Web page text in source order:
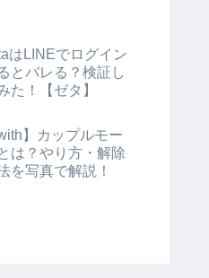
はLINEでログイン
とバレる？検証し
た！【ゼタ】
with】カップルモー
は？やり方・解除
を写真で解説！